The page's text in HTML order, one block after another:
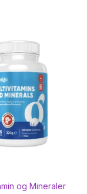
og Mineraler